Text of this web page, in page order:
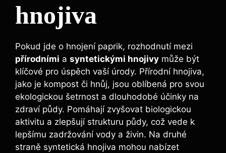
hnojiva
Pokud jde o hnojení ⁣paprik, rozhodnutí mezi
přírodními a syntetickými⁤ hnojivy může‍ být
⁣klíčové pro ⁣úspěch vaší ⁢úrody. Přírodní hnojiva,​
jako⁢ je kompost ⁤či⁣ hnůj, jsou⁢ oblíbená pro svou
ekologickou šetrnost a dlouhodobé účinky ‍na⁣
zdraví půdy. Pomáhají zvyšovat biologickou‌
aktivitu a⁤ zlepšují ⁢strukturu půdy, ‌což vede k
lepšímu zadržování vody a živin. Na druhé
straně syntetická​ hnojiva mohou nabízet